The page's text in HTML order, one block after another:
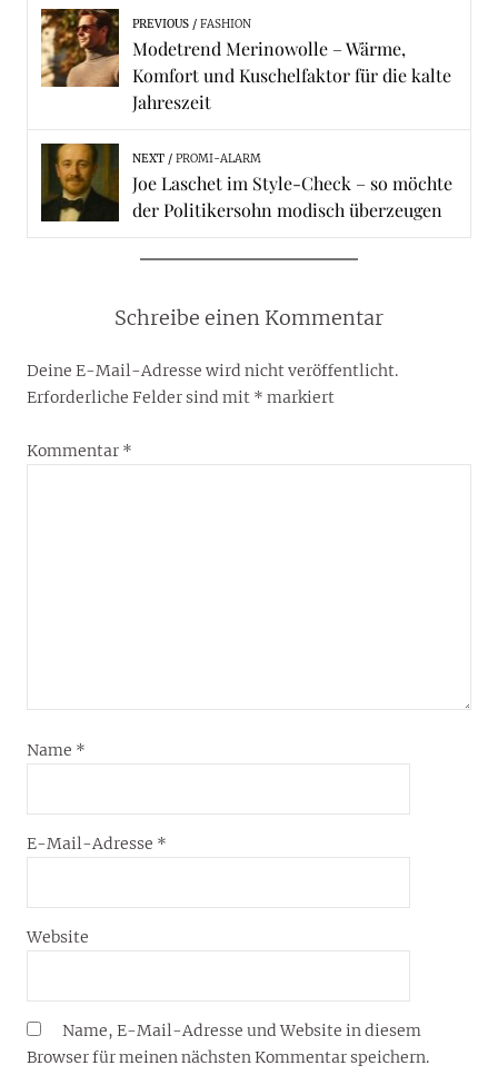
PREVIOUS FASHION
Modetrend Merinowolle – Wärme,
Komfort und Kuschelfaktor für die kalte
Jahreszeit
NEXT PROMI-ALARM
Joe Laschet im Style-Check – so möchte
der Politikersohn modisch überzeugen
Schreibe einen Kommentar
Deine E-Mail-Adresse wird nicht veröffentlicht.
Erforderliche Felder sind mit * markiert
Kommentar *
Name *
E-Mail-Adresse *
Website
Name, E-Mail-Adresse und Website in diesem
Browser für meinen nächsten Kommentar speichern.